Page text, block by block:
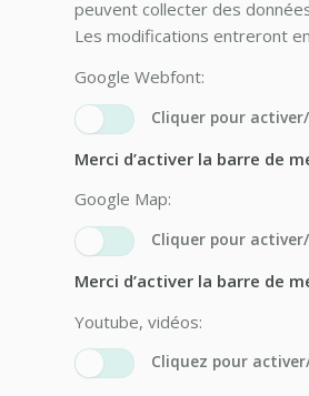
peuvent collecter des
Les modifications entreront
Google Webfont:
Cliquer pour
Merci d’activer la barre de
Google Map:
Cliquer pour
Merci d’activer la barre de
Youtube, vidéos:
Cliquez pour